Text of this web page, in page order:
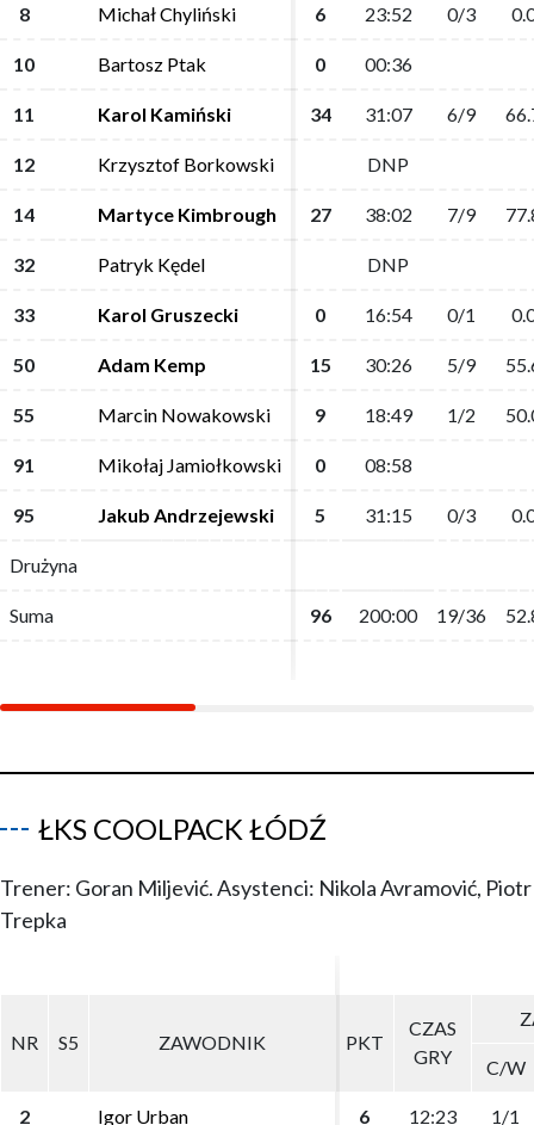
8 Michał Chyliński 6 23:52 0/3
10 Bartosz Ptak 0 00:36
11 Karol Kamiński 34 31:07 6/9
12 Krzysztof Borkowski DNP
14 Martyce Kimbrough 27 38:02 7/9
32 Patryk Kędel DNP
33 Karol Gruszecki 0 16:54 0/1
50 Adam Kemp 15 30:26 5/9
55 Marcin Nowakowski 9 18:49 1/2
91 Mikołaj Jamiołkowski 0 08:58
95 Jakub Andrzejewski 5 31:15 0/3
Drużyna
Suma 96 200:00 19/36
8 Michał Chyliński 6 23:52 0/3
10 Bartosz Ptak 0 00:36
11 Karol Kamiński 34 31:07 6/9
12 Krzysztof Borkowski DNP
14 Martyce Kimbrough 27 38:02 7/9
32 Patryk Kędel DNP
33 Karol Gruszecki 0 16:54 0/1
50 Adam Kemp 15 30:26 5/9
55 Marcin Nowakowski 9 18:49 1/2
91 Mikołaj Jamiołkowski 0 08:58
95 Jakub Andrzejewski 5 31:15 0/3
Drużyna
Suma 96 200:00 19/36
ŁKS COOLPACK ŁÓDŹ
Trener: Goran Miljević. Asystenci: Nikola Avramović, Piotr
Trepka
NR S5 ZAWODNIK PKT
CZAS
GRY
C/W
2 Igor Urban 6 12:23 1/1
NR S5 ZAWODNIK PKT
CZAS
GRY
C/W
2 Igor Urban 6 12:23 1/1